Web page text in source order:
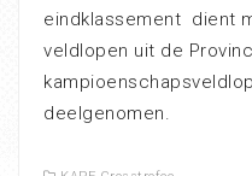
eindklassement dient
veldlopen uit de
deelgenomen.